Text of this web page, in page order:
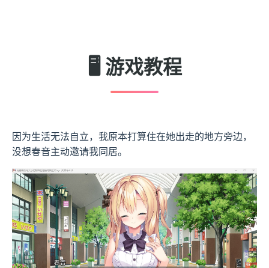
🖥️ 游戏教程
因为生活无法自立，我原本打算住在她出走的地方旁边，
没想春音主动邀请我同居。